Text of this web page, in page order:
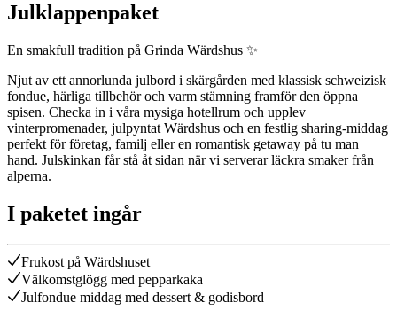
Julklappenpaket
En smakfull tradition på Grinda Wärdshus ✨
Njut av ett annorlunda julbord i skärgården med klassisk schweizisk
fondue, härliga tillbehör och varm stämning framför den öppna
spisen. Checka in i våra mysiga hotellrum och upplev
vinterpromenader, julpyntat Wärdshus och en festlig sharing-middag
perfekt för företag, familj eller en romantisk getaway på tu man
hand. Julskinkan får stå åt sidan när vi serverar läckra smaker från
alperna.
I paketet ingår
Frukost på Wärdshuset
Välkomstglögg med pepparkaka
Julfondue middag med dessert & godisbord